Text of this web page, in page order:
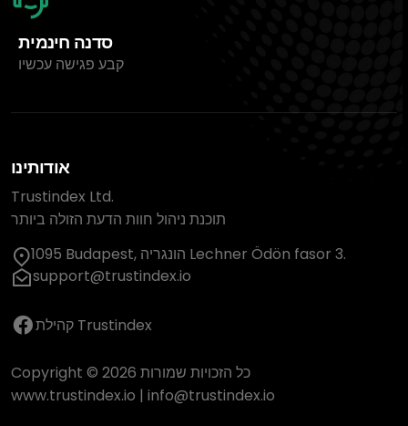
סדנה חינמית
קבע פגישה עכשיו
אודותינו
Trustindex Ltd.
תוכנת ניהול חוות הדעת הזולה ביותר
1095 Budapest, הונגריה Lechner Ödön fasor 3.
support@trustindex.io
קהילת Trustindex
Copyright © 2026 כל הזכויות שמורות
www.trustindex.io | info@trustindex.io